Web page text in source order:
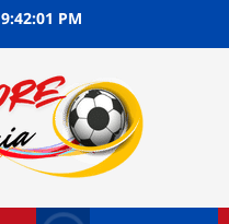
9:42:02 PM